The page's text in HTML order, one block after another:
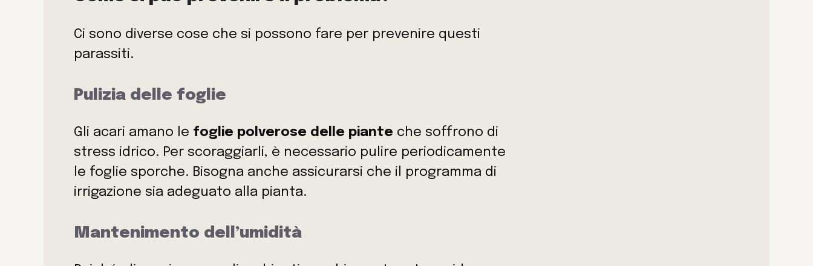
Ci sono diverse cose che si possono fare per prevenire questi
parassiti.
Pulizia delle foglie
Gli acari amano le foglie polverose delle piante che soffrono di
stress idrico. Per scoraggiarli, è necessario pulire periodicamente
le foglie sporche. Bisogna anche assicurarsi che il programma di
irrigazione sia adeguato alla pianta.
Mantenimento dell’umidità